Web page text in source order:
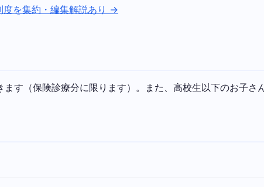
を集約・編集解説あり →
す（保険診療分に限ります）。また、高校生以下のお子さ